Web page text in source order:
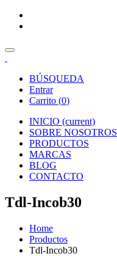
BÚSQUEDA
Entrar
Carrito (0)
INICIO (current)
SOBRE NOSOTROS
PRODUCTOS
MARCAS
BLOG
CONTACTO
Tdl-Incob30
Home
Productos
Tdl-Incob30